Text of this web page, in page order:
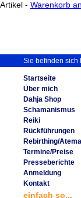
Artikel - Warenkorb
Sie befinden sich
Startseite
Über mich
Dahja Shop
Schamanismus
Reiki
Rückführungen
Rebirthing/
Termine/Preise
Presseberichte
Anmeldung
Kontakt
einfach so...